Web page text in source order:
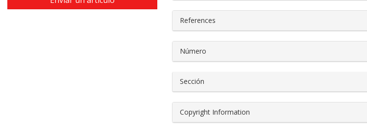
References
Número
Sección
Copyright Information